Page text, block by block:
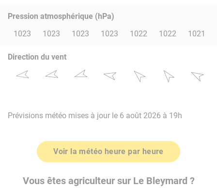
Pression atmosphérique (hPa)
1023
1023 1023 1023 1022 1022 1021
Direction du vent
Prévisions météo mises à jour le 6 août 2026 à 19h
Voir la météo heure par heure
Vous êtes agriculteur sur Le Bleymard ?